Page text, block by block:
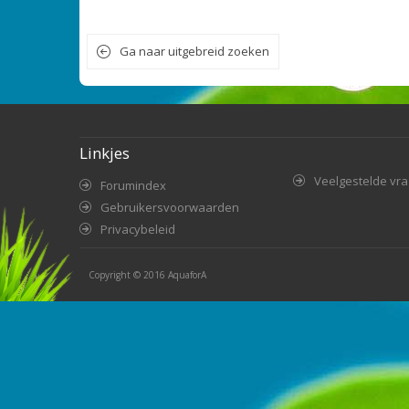
Ga naar uitgebreid zoeken
Linkjes
Forumindex
Gebruikersvoorwaarden
Privacybeleid
Veelgestelde
Copyright © 2016 AquaforA